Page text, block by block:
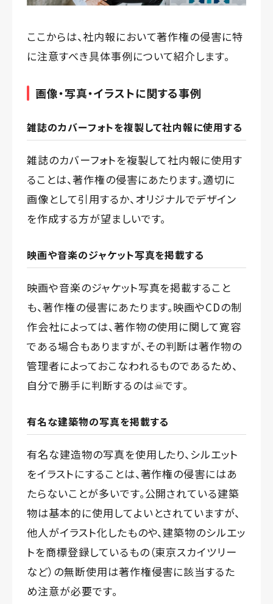
ここからは、社内報において著作権の侵害に特
に注意すべき具体事例について紹介します。
画像・写真・イラストに関する事例
雑誌のカバーフォトを複製して社内報に使用する
雑誌のカバーフォトを複製して社内報に使用す
ることは、著作権の侵害にあたります。適切に
画像として引用するか、オリジナルでデザイン
を作成する方が望ましいです。
映画や音楽のジャケット写真を掲載する
映画や音楽のジャケット写真を掲載すること
も、著作権の侵害にあたります。映画やCDの制
作会社によっては、著作物の使用に関して寛容
である場合もありますが、その判断は著作物の
管理者によっておこなわれるものであるため、
自分で勝手に判断するのは☠です。
有名な建築物の写真を掲載する
有名な建造物の写真を使用したり、シルエット
をイラストにすることは、著作権の侵害にはあ
たらないことが多いです。公開されている建築
物は基本的に使用してよいとされていますが、
他人がイラスト化したものや、建築物のシルエッ
トを商標登録しているもの（東京スカイツリー
など）の無断使用は著作権侵害に該当するた
め注意が必要です。